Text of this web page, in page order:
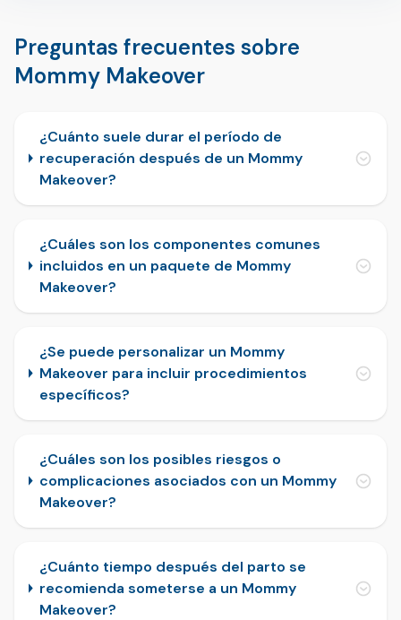
Preguntas frecuentes sobre
Mommy Makeover
¿Cuánto suele durar el período de
recuperación después de un Mommy
Makeover?
¿Cuáles son los componentes comunes
incluidos en un paquete de Mommy
Makeover?
¿Se puede personalizar un Mommy
Makeover para incluir procedimientos
específicos?
¿Cuáles son los posibles riesgos o
complicaciones asociados con un Mommy
Makeover?
¿Cuánto tiempo después del parto se
recomienda someterse a un Mommy
Makeover?